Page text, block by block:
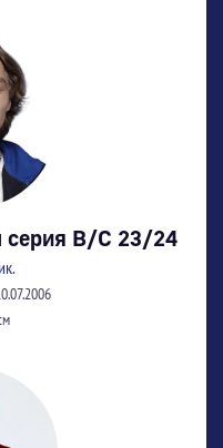
серия В/С 23/24